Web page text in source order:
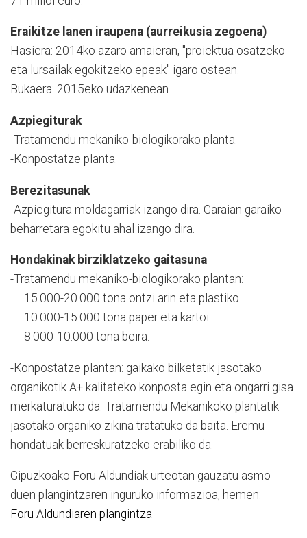
Eraikitze lanen iraupena (aurreikusia zegoena)
Hasiera: 2014ko azaro amaieran, "proiektua osatzeko
eta lursailak egokitzeko epeak" igaro ostean.
Bukaera: 2015eko udazkenean.
Azpiegiturak
-Tratamendu mekaniko-biologikorako planta.
-Konpostatze planta.
Berezitasunak
-Azpiegitura moldagarriak izango dira. Garaian garaiko
beharretara egokitu ahal izango dira.
Hondakinak birziklatzeko gaitasuna
-Tratamendu mekaniko-biologikorako plantan:
15.000-20.000 tona ontzi arin eta plastiko.
10.000-15.000 tona paper eta kartoi.
8.000-10.000 tona beira.
-Konpostatze plantan: gaikako bilketatik jasotako
organikotik A+ kalitateko konposta egin eta ongarri gisa
merkaturatuko da. Tratamendu Mekanikoko plantatik
jasotako organiko zikina tratatuko da baita. Eremu
hondatuak berreskuratzeko erabiliko da.
Gipuzkoako Foru Aldundiak urteotan gauzatu asmo
duen plangintzaren inguruko informazioa, hemen:
Foru Aldundiaren plangintza